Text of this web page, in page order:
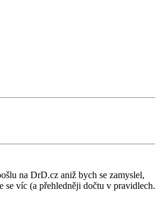
na DrD.cz aniž bych se zamyslel,
se víc (a přehledněji dočtu v pravidlech.